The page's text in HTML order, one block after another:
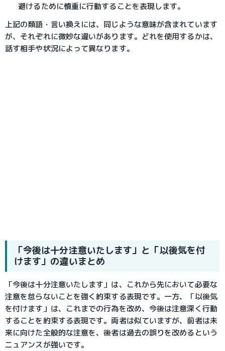
避けるために慎重に行動することを表現します。
上記の類語・言い換えには、同じような意味が含まれています
が、それぞれに微妙な違いがあります。どれを使用するかは、
話す相手や状況によって異なります。
「今後は十分注意いたします」と「以後気を付
けます」の違いまとめ
「今後は十分注意いたします」は、これから先において必要な
注意を怠らないことを強く約束する表現です。一方、「以後気
を付けます」は、これまでの行為を改め、今後は注意深く行動
することを約束する表現です。両者は似ていますが、前者は未
来に向けた全般的な注意を、後者は過去の誤りを改めるという
ニュアンスが強いです。